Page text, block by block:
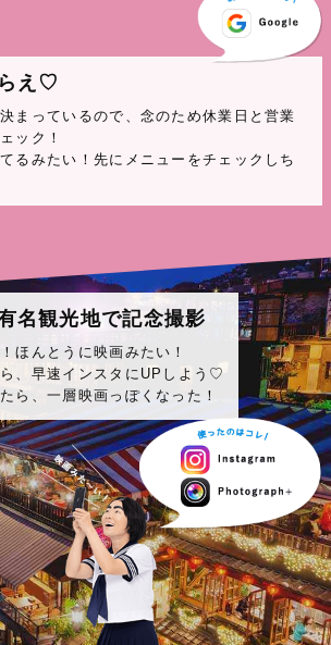
え♡
まっているので、念のため休業日と営業
ック！
るみたい！先にメニューをチェックしち
名観光地で記念撮影
ほんとうに映画みたい！
、早速インスタにUPしよう♡
ら、一層映画っぽくなった！